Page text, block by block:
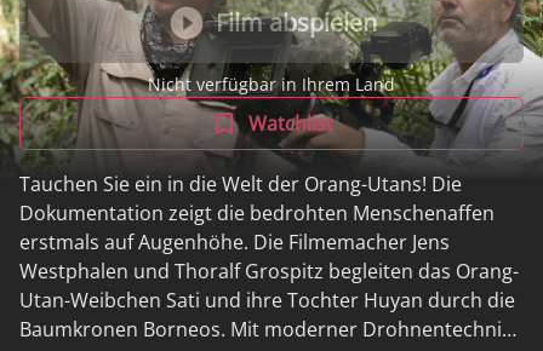
Film abspielen
Nicht verfügbar in Ihrem Land
Watchlist
Tauchen Sie ein in die Welt der Orang-Utans! Die
Dokumentation zeigt die bedrohten Menschenaffen
erstmals auf Augenhöhe. Die Filmemacher Jens
Westphalen und Thoralf Grospitz begleiten das Orang-
Utan-Weibchen Sati und ihre Tochter Huyan durch die
Baumkronen Borneos. Mit moderner Drohnentechnik